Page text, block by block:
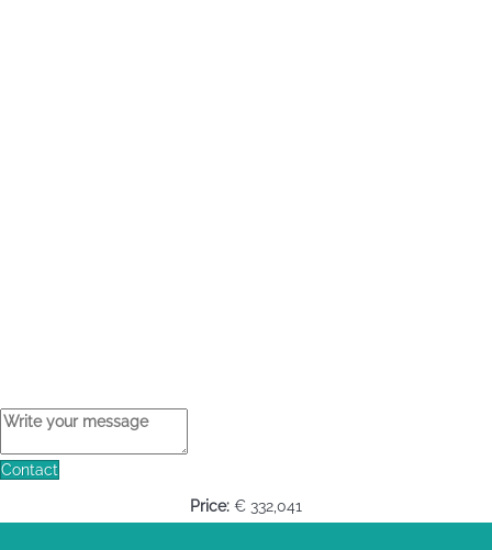
Contact
Price: € 332,041